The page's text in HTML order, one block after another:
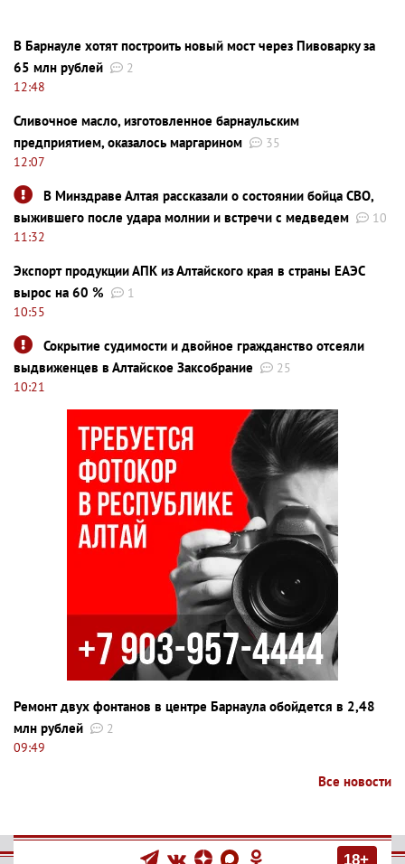
В Барнауле хотят построить новый мост через Пивоварку за
65 млн рублей
2
12:48
Сливочное масло, изготовленное барнаульским
предприятием, оказалось маргарином
35
12:07
В Минздраве Алтая рассказали о состоянии бойца СВО,
выжившего после удара молнии и встречи с медведем
10
11:32
Экспорт продукции АПК из Алтайского края в страны ЕАЭС
вырос на 60 %
1
10:55
Сокрытие судимости и двойное гражданство отсеяли
выдвиженцев в Алтайское Заксобрание
25
10:21
Ремонт двух фонтанов в центре Барнаула обойдется в 2,48
млн рублей
2
09:49
Все новости
18+